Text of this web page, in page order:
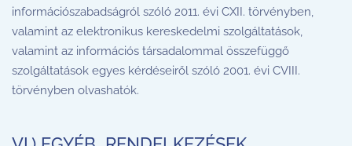
információszabadságról szóló 2011. évi CXII. törvényben,
valamint az elektronikus kereskedelmi szolgáltatások,
valamint az információs társadalommal összefüggő
szolgáltatások egyes kérdéseiről szóló 2001. évi CVIII.
törvényben olvashatók.